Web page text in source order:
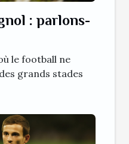
: parlons-
le football ne
grands stades